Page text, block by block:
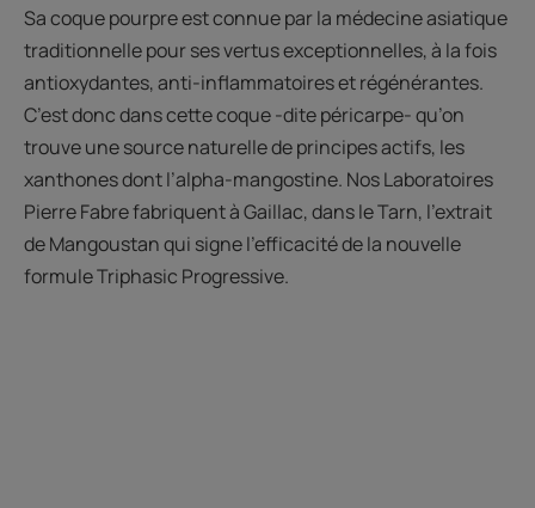
Sa coque pourpre est connue par la médecine asiatique
traditionnelle pour ses vertus exceptionnelles, à la fois
antioxydantes, anti-inflammatoires et régénérantes.
C’est donc dans cette coque -dite péricarpe- qu’on
trouve une source naturelle de principes actifs, les
xanthones dont l’alpha-mangostine. Nos Laboratoires
Pierre Fabre fabriquent à Gaillac, dans le Tarn, l’extrait
de Mangoustan qui signe l’efficacité de la nouvelle
formule Triphasic Progressive.